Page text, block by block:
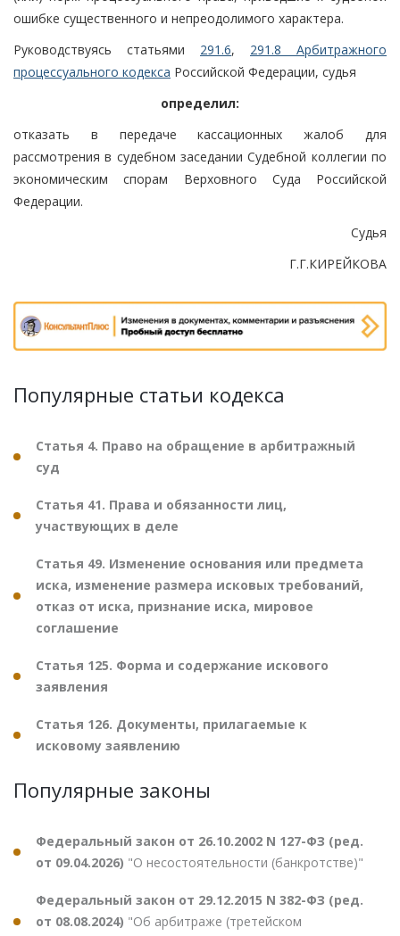
ошибке существенного и непреодолимого характера.
Руководствуясь статьями 291.6, 291.8 Арбитражного
процессуального кодекса Российской Федерации, судья
определил:
отказать в передаче кассационных жалоб для
рассмотрения в судебном заседании Судебной коллегии по
экономическим спорам Верховного Суда Российской
Федерации.
Судья
Г.Г.КИРЕЙКОВА
Популярные статьи кодекса
Статья 4. Право на обращение в арбитражный
суд
Статья 41. Права и обязанности лиц,
участвующих в деле
Статья 49. Изменение основания или предмета
иска, изменение размера исковых требований,
отказ от иска, признание иска, мировое
соглашение
Статья 125. Форма и содержание искового
заявления
Статья 126. Документы, прилагаемые к
исковому заявлению
Популярные законы
Федеральный закон от 26.10.2002 N 127-ФЗ (ред.
от 09.04.2026) "О несостоятельности (банкротстве)"
Федеральный закон от 29.12.2015 N 382-ФЗ (ред.
от 08.08.2024) "Об арбитраже (третейском